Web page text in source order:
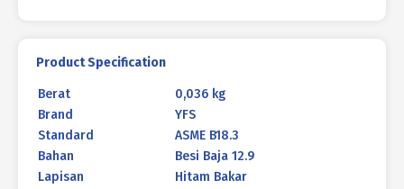
Product Specification
Berat
0,036 kg
Brand
YFS
Standard
ASME B18.3
Bahan
Besi Baja 12.9
Lapisan
Hitam Bakar